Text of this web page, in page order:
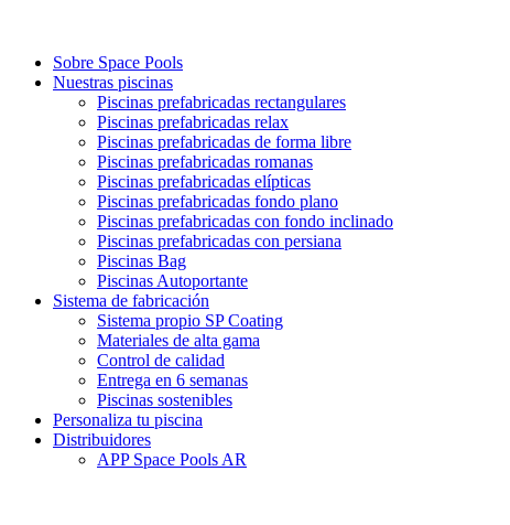
Sobre Space Pools
Nuestras piscinas
Piscinas prefabricadas rectangulares
Piscinas prefabricadas relax
Piscinas prefabricadas de forma libre
Piscinas prefabricadas romanas
Piscinas prefabricadas elípticas
Piscinas prefabricadas fondo plano
Piscinas prefabricadas con fondo inclinado
Piscinas prefabricadas con persiana
Piscinas Bag
Piscinas Autoportante
Sistema de fabricación
Sistema propio SP Coating
Materiales de alta gama
Control de calidad
Entrega en 6 semanas
Piscinas sostenibles
Personaliza tu piscina
Distribuidores
APP Space Pools AR